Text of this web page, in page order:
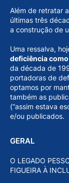
Além de retratar
últimas três
a construção de
Uma ressalva,
deficiência
da década de
portadoras de
optamos por
também as
(“assim estava
e/ou publicados.
GERAL
O LEGADO
FIGUEIRA À